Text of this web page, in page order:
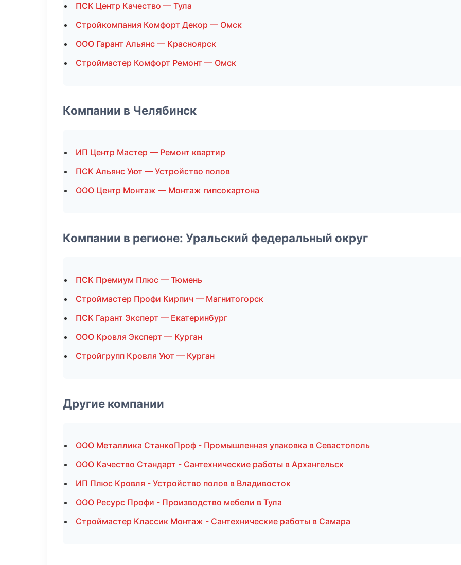
ПСК Центр Качество — Тула
Стройкомпания Комфорт Декор — Омск
ООО Гарант Альянс — Красноярск
Строймастер Комфорт Ремонт — Омск
Компании в Челябинск
ИП Центр Мастер — Ремонт квартир
ПСК Альянс Уют — Устройство полов
ООО Центр Монтаж — Монтаж гипсокартона
Компании в регионе: Уральский федеральный округ
ПСК Премиум Плюс — Тюмень
Строймастер Профи Кирпич — Магнитогорск
ПСК Гарант Эксперт — Екатеринбург
ООО Кровля Эксперт — Курган
Стройгрупп Кровля Уют — Курган
Другие компании
ООО Металлика СтанкоПроф - Промышленная упаковка в Севастополь
ООО Качество Стандарт - Сантехнические работы в Архангельск
ИП Плюс Кровля - Устройство полов в Владивосток
ООО Ресурс Профи - Производство мебели в Тула
Строймастер Классик Монтаж - Сантехнические работы в Самара